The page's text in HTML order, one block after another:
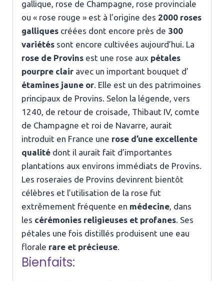
gallique, rose de Champagne, rose provinciale
ou « rose rouge » est à l’origine des 2000 roses
galliques créées dont encore près de 300
variétés sont encore cultivées aujourd’hui. La
rose de Provins est une rose aux pétales
pourpre clair avec un important bouquet d’
étamines jaune or. Elle est un des patrimoines
principaux de Provins. Selon la légende, vers
1240, de retour de croisade, Thibaut IV, comte
de Champagne et roi de Navarre, aurait
introduit en France une rose d’une excellente
qualité dont il aurait fait d’importantes
plantations aux environs immédiats de Provins.
Les roseraies de Provins devinrent bientôt
célèbres et l’utilisation de la rose fut
extrêmement fréquente en médecine, dans
les cérémonies religieuses et profanes. Ses
pétales une fois distillés produisent une eau
florale rare et précieuse.
Bienfaits: